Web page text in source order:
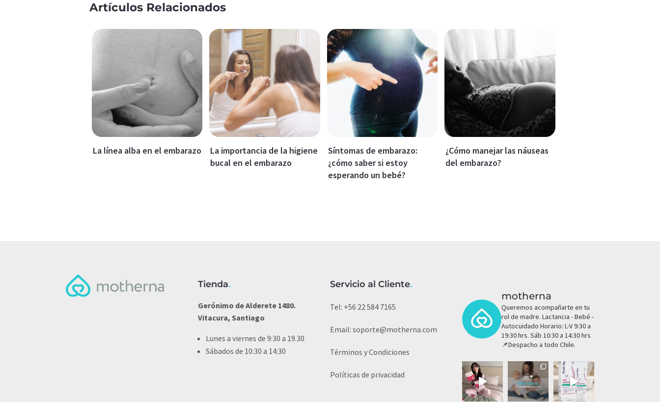
Artículos Relacionados
La línea alba en el embarazo
La importancia de la higiene
bucal en el embarazo
Síntomas de embarazo:
¿cómo saber si estoy
esperando un bebé?
¿Cómo manejar las náuseas
del embarazo?
Tienda.
Gerónimo de Alderete 1480.
Vitacura, Santiago
Lunes a viernes de 9:30 a 19.30
Sábados de 10:30 a 14:30
Servicio al Cliente.
Tel: +56 22 584 7165
Email: soporte@motherna.com
Términos y Condiciones
Políticas de privacidad
motherna
Queremos acompañarte en tu
rol de madre. Lactancia - Bebé -
Autocuidado Horario: L-V 9:30 a
19:30 hrs. Sáb 10:30 a 14:30 hrs
📌Despacho a todo Chile.